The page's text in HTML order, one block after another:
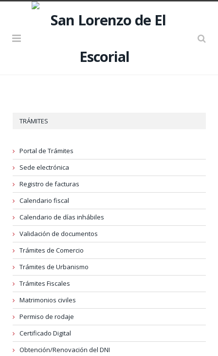
TRÁMITES
Portal de Trámites
Sede electrónica
Registro de facturas
Calendario fiscal
Calendario de días inhábiles
Validación de documentos
Trámites de Comercio
Trámites de Urbanismo
Trámites Fiscales
Matrimonios civiles
Permiso de rodaje
Certificado Digital
Obtención/Renovación del DNI